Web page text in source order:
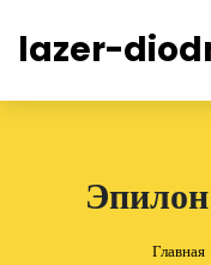
lazer-
Главная